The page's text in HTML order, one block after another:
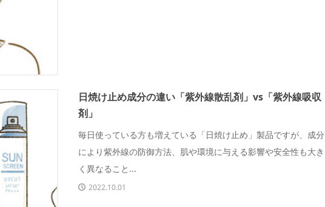
日焼け止め成分の違い「紫外線散乱剤」vs「紫外線吸収
剤」
毎日使っている方も増えている「日焼け止め」製品ですが、成分
により紫外線の防御方法、肌や環境に与える影響や安全性も大き
く異なること...
2022.10.01